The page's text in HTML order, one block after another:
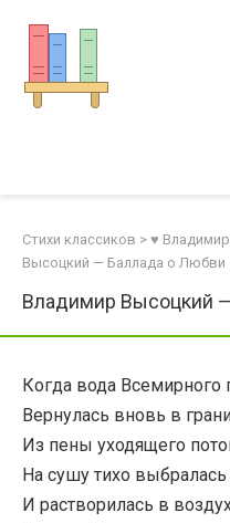
контенту
Стихи классиков > ♥
Высоцкий — Баллада о Любви
Владимир Высоцкий
Когда вода Всемирного
Вернулась вновь в
Из пены уходящего
На сушу тихо
И растворилась в